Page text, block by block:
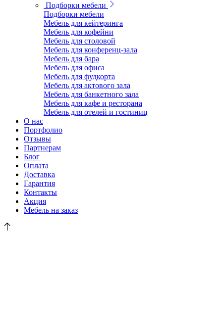
Подборки мебели
Подборки мебели
Мебель для кейтеринга
Мебель для кофейни
Мебель для столовой
Мебель для конференц-зала
Мебель для бара
Мебель для офиса
Мебель для фудкорта
Мебель для актового зала
Мебель для банкетного зала
Мебель для кафе и ресторана
Мебель для отелей и гостиниц
О нас
Портфолио
Отзывы
Партнерам
Блог
Оплата
Доставка
Гарантия
Контакты
Акция
Мебель на заказ